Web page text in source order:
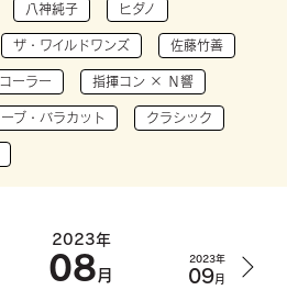
八神純子 ヒダノ
ザ・ワイルドワンズ 佐藤竹善
ーラー 指揮コン × Ｎ響
ブ・バラカット クラシック
2023年
08月
2023年
09月